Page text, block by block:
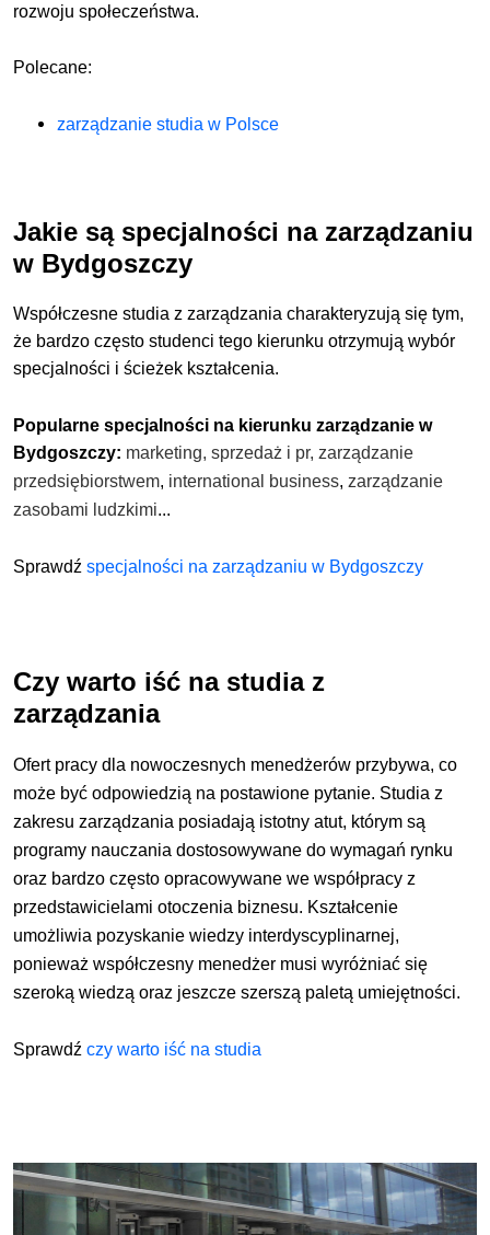
rozwoju społeczeństwa.
Polecane:
zarządzanie studia w Polsce
Jakie są specjalności na zarządzaniu
w Bydgoszczy
Współczesne studia z zarządzania charakteryzują się tym,
że bardzo często studenci tego kierunku otrzymują wybór
specjalności i ścieżek kształcenia.
Popularne specjalności na kierunku zarządzanie w
Bydgoszczy: marketing,sprzedaż i pr, zarządzanie
przedsiębiorstwem, international business, zarządzanie
zasobami ludzkimi...
Sprawdźspecjalności na zarządzaniu w Bydgoszczy
Czy warto iść na studia z
zarządzania
Ofert pracy dla nowoczesnych menedżerów przybywa, co
może być odpowiedzią na postawione pytanie. Studia z
zakresu zarządzania posiadają istotny atut, którym są
programy nauczania dostosowywane do wymagań rynku
oraz bardzo często opracowywane we współpracy z
przedstawicielami otoczenia biznesu. Kształcenie
umożliwia pozyskanie wiedzy interdyscyplinarnej,
ponieważ współczesny menedżer musi wyróżniać się
szeroką wiedzą oraz jeszcze szerszą paletą umiejętności.
Sprawdźczy warto iść na studia